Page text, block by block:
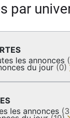
par
les annonces
du jour (0)
les annonces